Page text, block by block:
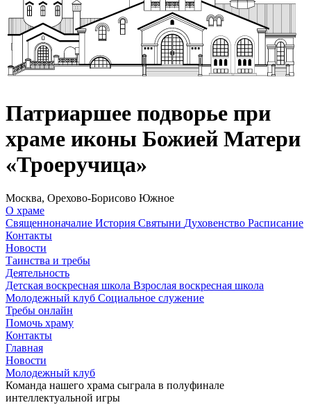
Патриаршее подворье при
храме иконы Божией Матери
«Троеручица»
Москва, Орехово-Борисово Южное
О храме
Священноначалие История Святыни Духовенство Расписание
Контакты
Новости
Таинства и требы
Деятельность
Детская воскресная школа Взрослая воскресная школа
Молодежный клуб Социальное служение
Требы онлайн
Помочь храму
Контакты
Главная
Новости
Молодежный клуб
Команда нашего храма сыграла в полуфинале
интеллектуальной игры